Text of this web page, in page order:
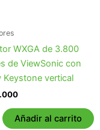
WXGA de 3.800
de ViewSonic con
Keystone vertical
Añadir al carrito